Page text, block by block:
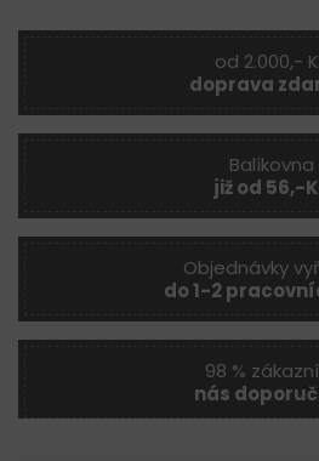
od 2.000,-
doprava
Balíkovna
již od 56,-
Objednávky
do 1-2
98 %
nás